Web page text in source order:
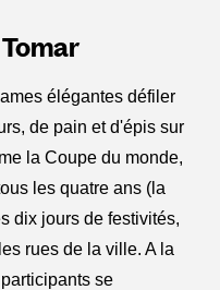
élégantes défiler
de pain et d'épis sur
la Coupe du monde,
les quatre ans (la
dix jours de festivités,
rues de la ville. A la
se